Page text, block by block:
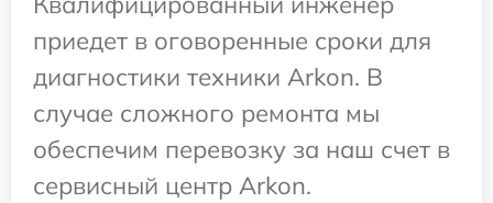
приедет в оговоренные сроки для
диагностики техники Arkon. В
случае сложного ремонта мы
обеспечим перевозку за наш счет в
сервисный центр Arkon.